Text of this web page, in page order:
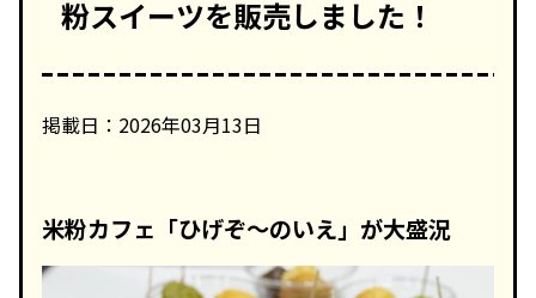
粉スイーツを販売しました！
掲載日：2026年03月13日
米粉カフェ「ひげぞ～のいえ」が大盛況